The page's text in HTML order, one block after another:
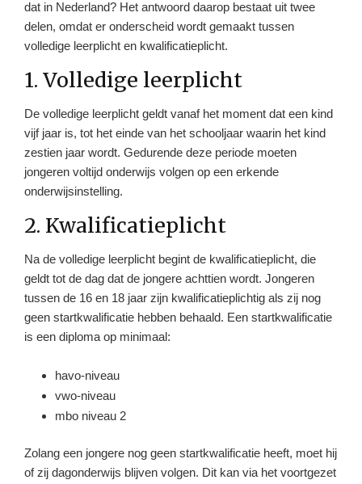
dat in Nederland? Het antwoord daarop bestaat uit twee
delen, omdat er onderscheid wordt gemaakt tussen
volledige leerplicht en kwalificatieplicht.
1. Volledige leerplicht
De volledige leerplicht geldt vanaf het moment dat een kind
vijf jaar is, tot het einde van het schooljaar waarin het kind
zestien jaar wordt. Gedurende deze periode moeten
jongeren voltijd onderwijs volgen op een erkende
onderwijsinstelling.
2. Kwalificatieplicht
Na de volledige leerplicht begint de kwalificatieplicht, die
geldt tot de dag dat de jongere achttien wordt. Jongeren
tussen de 16 en 18 jaar zijn kwalificatieplichtig als zij nog
geen startkwalificatie hebben behaald. Een startkwalificatie
is een diploma op minimaal:
havo-niveau
vwo-niveau
mbo niveau 2
Zolang een jongere nog geen startkwalificatie heeft, moet hij
of zij dagonderwijs blijven volgen. Dit kan via het voortgezet